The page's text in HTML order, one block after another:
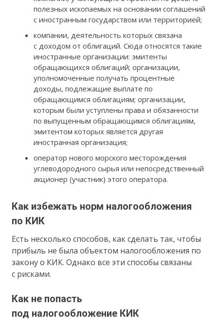
полезных ископаемых на основании соглашений
с иностранным государством или территорией;
компании, деятельность которых связана
с доходом от облигаций. Сюда относятся такие
иностранные организации: эмитенты
обращающихся облигаций; организации,
уполномоченные получать процентные
доходы, подлежащие выплате по
обращающимся облигациям; организации,
которым были уступлены права и обязанности
по выпущенным обращающимся облигациям,
эмитентом которых является другая
иностранная организация;
оператор нового морского месторождения
углеводородного сырья или непосредственный
акционер (участник) этого оператора.
Как избежать норм налогообложения
по КИК
Есть несколько способов, как сделать так, чтобы
прибыль не была объектом налогообложения по
закону о КИК. Однако все эти способы связаны
с рисками.
Как не попасть
под налогообложение КИК